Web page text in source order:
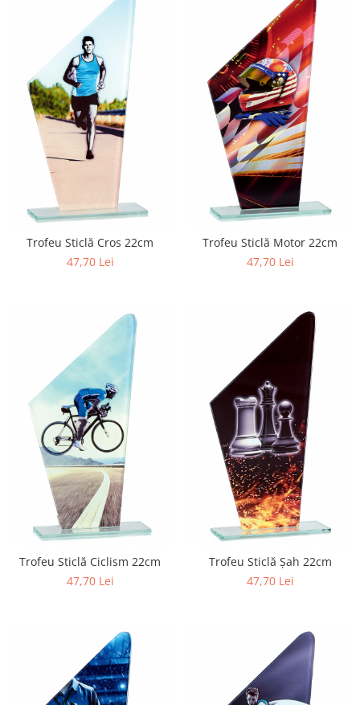
Trofeu Sticlă Cros 22cm
47,70 Lei
Trofeu Sticlă Motor 22cm
47,70 Lei
Trofeu Sticlă Ciclism 22cm
47,70 Lei
Trofeu Sticlă Șah 22cm
47,70 Lei